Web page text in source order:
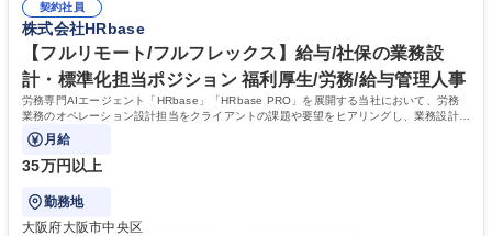
やスキルの把握 ■AI活用業務など、既存領域を超えた案件の開拓 ■NTTデ
ータグループの会社へ提案活動 募集職種 【業務企画】未経験OK/正社員登
用実績90%以上/月残業～5H/在宅勤務可/社会貢献
用】正社員登用を前提としておりますので、最短で1.5年～2年で正社員へ
の雇用切り替えとなります。過去の正社員登用率は90％です。 将来的に
は当社の中核となる管理職になって頂く事を期待しています。 正社員登用
に向け全力でサポートを行いますのでご安心ください。 学歴・資格 学
歴：大学院 大学 高専 短大 専修学校 高校 語学力： 資格：
契約社員
株式会社HRbase
【フルリモート/フルフレックス】給与/社保の業務設
計・標準化担当ポジション 福利厚生/労務/給与管理人事
労務専門AIエージェント「HRbase」「HRbase PRO」を展開する当社において、労務
業務のオペレーション設計担当をクライアントの課題や要望をヒアリングし、業務設計や
システム設定へと落とし込むポジションです。
月給
35万円以上
勤務地
大阪府大阪市中央区